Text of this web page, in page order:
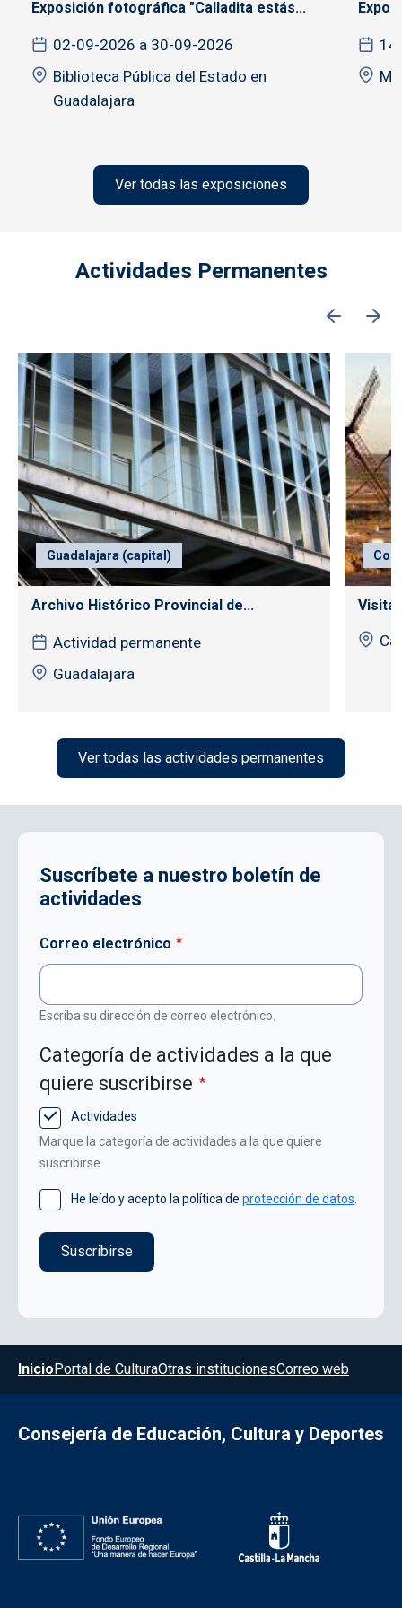
Exposición fotográfica "Calladita estás...
02-09-2026 a 30-09-2026
Biblioteca Pública del Estado en
Guadalajara
Ver todas las exposiciones
Actividades Permanentes
Guadalajara (capital)
Archivo Histórico Provincial de...
Actividad permanente
Guadalajara
Ver todas las actividades permanentes
Suscríbete a nuestro boletín de
actividades
Correo electrónico
Escriba su dirección de correo electrónico.
Categoría de actividades a la que
quiere suscribirse
Actividades
Marque la categoría de actividades a la que quiere
suscribirse
He leído y acepto la política de protección de datos
Menú del pie
InicioPortal de CulturaOtras institucionesCorreo web
Consejería de Educación, Cultura y Deportes